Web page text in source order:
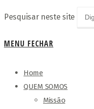
Pesquisar neste site
MENU FECHAR
Home
QUEM SOMOS
Missão